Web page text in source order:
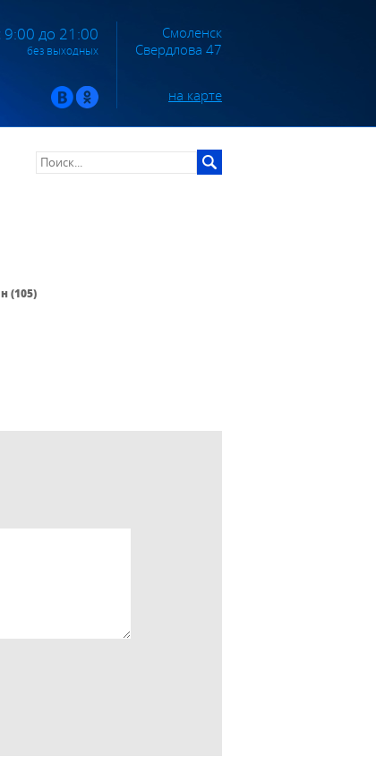
9:00 до 21:00
без выходных
Смоленск
Свердлова 47
на карте
(105)